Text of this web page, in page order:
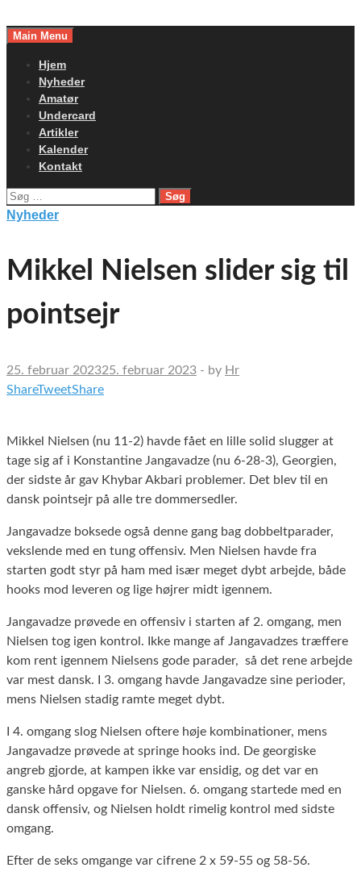
toMain Menu
Hjem
Nyheder
Amatør
Undercard
Artikler
Kalender
Kontakt
Søg
efter:
Nyheder
Mikkel Nielsen slider sig til
pointsejr
25. februar 202325. februar 2023 - by Hr
ShareTweetShare
Mikkel Nielsen (nu 11-2) havde fået en lille solid slugger at
tage sig af i Konstantine Jangavadze (nu 6-28-3), Georgien,
der sidste år gav Khybar Akbari problemer. Det blev til en
dansk pointsejr på alle tre dommersedler.
Jangavadze boksede også denne gang bag dobbeltparader,
vekslende med en tung offensiv. Men Nielsen havde fra
starten godt styr på ham med især meget dybt arbejde, både
hooks mod leveren og lige højrer midt igennem.
Jangavadze prøvede en offensiv i starten af 2. omgang, men
Nielsen tog igen kontrol. Ikke mange af Jangavadzes træffere
kom rent igennem Nielsens gode parader, så det rene arbejde
var mest dansk. I 3. omgang havde Jangavadze sine perioder,
mens Nielsen stadig ramte meget dybt.
I 4. omgang slog Nielsen oftere høje kombinationer, mens
Jangavadze prøvede at springe hooks ind. De georgiske
angreb gjorde, at kampen ikke var ensidig, og det var en
ganske hård opgave for Nielsen. 6. omgang startede med en
dansk offensiv, og Nielsen holdt rimelig kontrol med sidste
omgang.
Efter de seks omgange var cifrene 2 x 59-55 og 58-56.